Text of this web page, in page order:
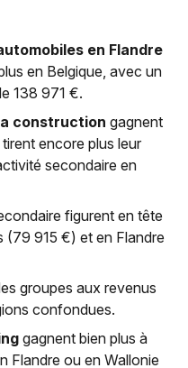
en Flandre
en Belgique, avec un
138 971 €.
construction gagnent
encore plus leur
secondaire en
figurent en tête
(79 915 €) et en Flandre
groupes aux revenus
confondues.
gagnent bien plus à
Flandre ou en Wallonie